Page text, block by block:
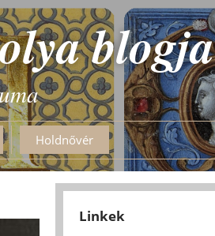
blogja
Holdnővér
Linkek